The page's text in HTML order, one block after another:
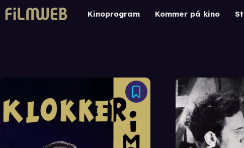
Kinoprogram Kommer på kino